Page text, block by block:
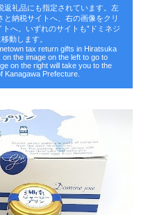
返礼品にも指定されています。左
納税サイトへ、右の画像をクリ
へ。いずれのサイトも‟ドミネジ
動します。
tax return gifts in Hiratsuka
the image on the left to go to
on the right will take you to the
Kanagawa Prefecture.